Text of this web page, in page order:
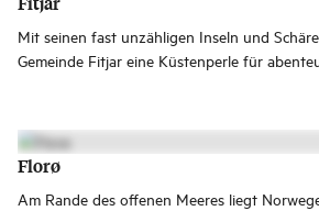
Mit seinen fast unzähligen Inseln und
Gemeinde Fitjar eine Küstenperle für
Florø
Am Rande des offenen Meeres liegt